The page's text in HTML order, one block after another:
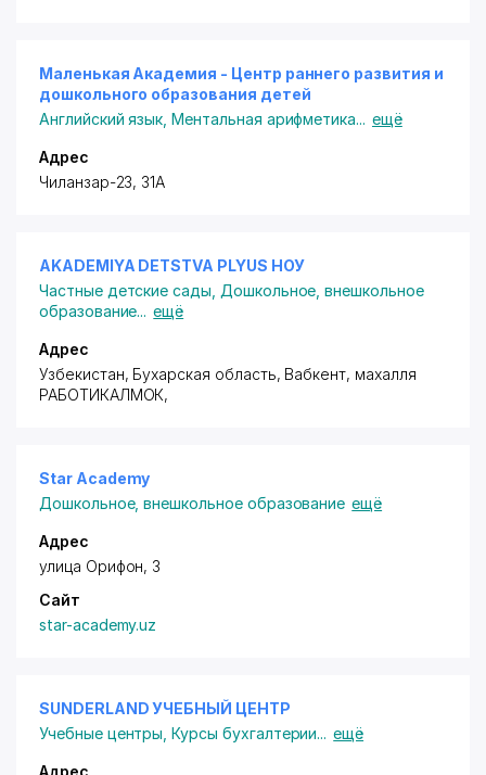
Маленькая Академия - Центр раннего развития и
дошкольного образования детей
Английский язык ,Ментальная арифметика... ещё
Адрес
Чиланзар-23, 31А
AKADEMIYA DETSTVA PLYUS НОУ
Частные детские сады Дошкольное, внешкольное
образование... ещё
Адрес
Узбекистан, Бухарская область, Вабкент, махалля
РАБОТИКАЛМОК,
Star Academy
Дошкольное, внешкольное образование ещё
Адрес
улица Орифон, 3
Сайт
star-academy.uz
SUNDERLAND УЧЕБНЫЙ ЦЕНТР
Учебные центры ,Курсы бухгалтерии... ещё
Адрес